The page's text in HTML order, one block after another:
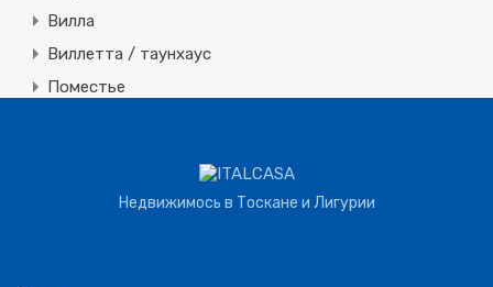
Вилла
Виллетта / таунхаус
Поместье
Недвижимось в Тоскане и Лигурии